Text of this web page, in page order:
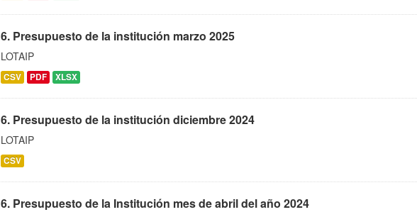
6. Presupuesto de la institución marzo 2025
LOTAIP
CSV PDF XLSX
6. Presupuesto de la institución diciembre 2024
LOTAIP
CSV
6. Presupuesto de la Institución mes de abril del año 2024